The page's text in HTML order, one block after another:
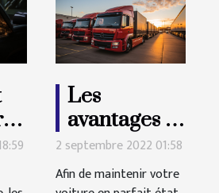
?
Les
avantages à
utiliser un
logiciel de
2 septembre 2022 01:58
Afin de maintenir votre